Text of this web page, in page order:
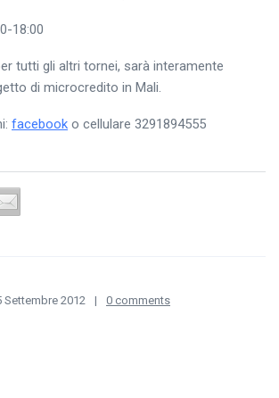
18:00
tutti gli altri tornei, sarà interamente
di microcredito in Mali.
facebook o cellulare 3291894555
Settembre 2012 0 comments